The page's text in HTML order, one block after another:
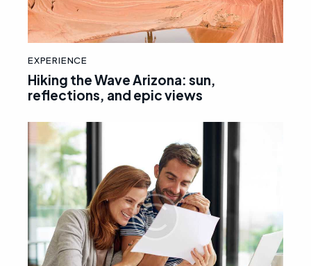
EXPERIENCE
Hiking the Wave Arizona: sun,
reflections, and epic views